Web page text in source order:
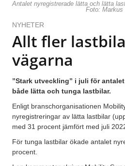
Antalet nyregistrerade lätta och lätta
Foto: Markus
NYHETER
Allt fler
vägarna
”Stark utveckling” i juli för
både lätta och tunga lastbilar.
Enligt branschorganisationen
nyregistreringar av lätta lastbilar
med 31 procent jämfört med juli
För tunga lastbilar ökade antalet
procent.